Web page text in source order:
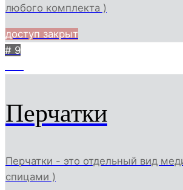
любого комплекта )
доступ закрыт
# 9
Перчатки
Перчатки - это отдельный вид
спицами )